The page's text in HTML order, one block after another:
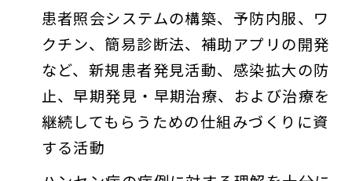
患者照会システムの構築、予防内服、ワ
クチン、簡易診断法、補助アプリの開発
など、新規患者発見活動、感染拡大の防
止、早期発見・早期治療、および治療を
継続してもらうための仕組みづくりに資
する活動